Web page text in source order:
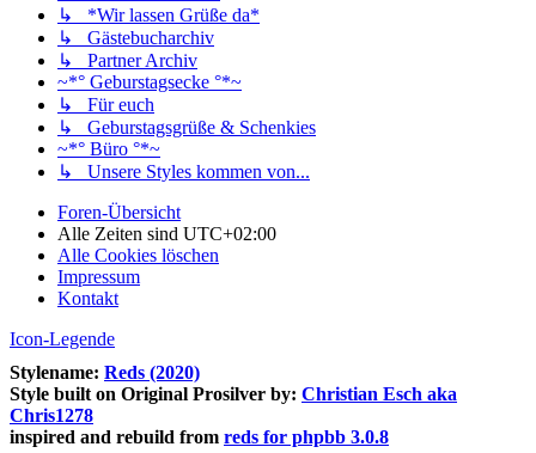
↳ *Wir lassen Grüße da*
↳ Gästebucharchiv
↳ Partner Archiv
~*° Geburstagsecke °*~
↳ Für euch
↳ Geburstagsgrüße & Schenkies
~*° Büro °*~
↳ Unsere Styles kommen von...
Foren-Übersicht
Alle Zeiten sind UTC+02:00
Alle Cookies löschen
Impressum
Kontakt
Icon-Legende
Stylename: Reds (2020)
Style built on Original Prosilver by: Christian Esch aka
Chris1278
inspired and rebuild from reds for phpbb 3.0.8